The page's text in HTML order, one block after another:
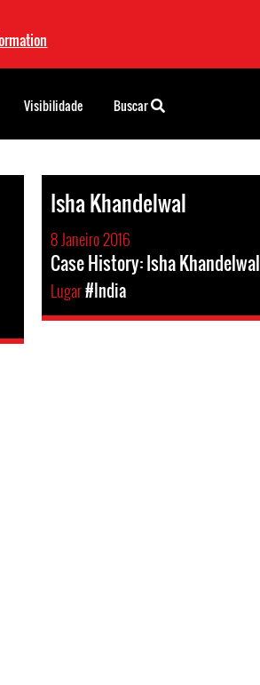
Isha Khandelwal
8 Janeiro 2016
Case History: Isha Khandelwal
Lugar#India
Visibilidade Buscar